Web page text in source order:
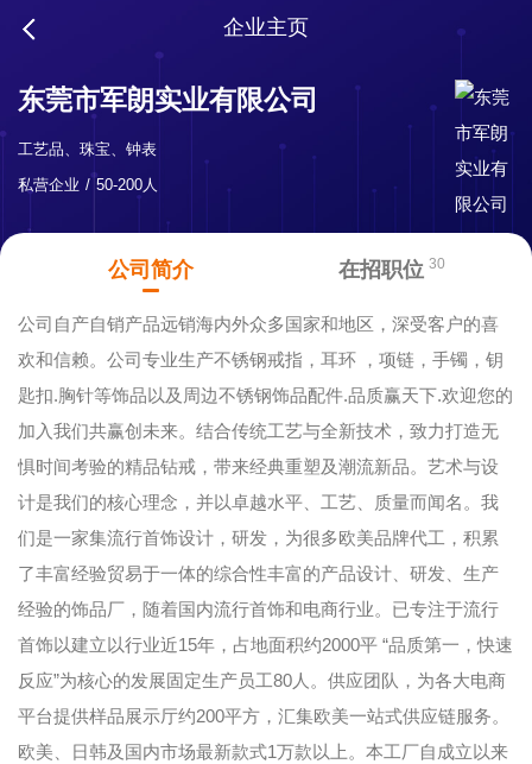
企业主页
东莞市军朗实业有限公司
工艺品、珠宝、钟表
私营企业
50-200人
公司简介 在招职位 30
公司自产自销产品远销海内外众多国家和地区，深受客户的喜
欢和信赖。公司专业生产不锈钢戒指，耳环 ，项链，手镯，钥
匙扣.胸针等饰品以及周边不锈钢饰品配件.品质赢天下.欢迎您的
加入我们共赢创未来。结合传统工艺与全新技术，致力打造无
惧时间考验的精品钻戒，带来经典重塑及潮流新品。艺术与设
计是我们的核心理念，并以卓越水平、工艺、质量而闻名。我
们是一家集流行首饰设计，研发，为很多欧美品牌代工，积累
了丰富经验贸易于一体的综合性丰富的产品设计、研发、生产
经验的饰品厂，随着国内流行首饰和电商行业。已专注于流行
首饰以建立以行业近15年，占地面积约2000平 “品质第一，快速
反应”为核心的发展固定生产员工80人。供应团队，为各大电商
平台提供样品展示厅约200平方，汇集欧美一站式供应链服务。
欧美、日韩及国内市场最新款式1万款以上。本工厂自成立以来